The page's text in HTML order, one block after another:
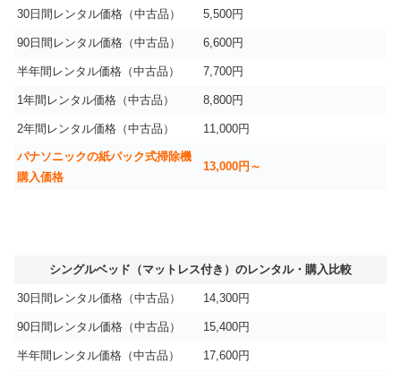
30日間レンタル価格（中古品） 5,500円
90日間レンタル価格（中古品） 6,600円
半年間レンタル価格（中古品） 7,700円
1年間レンタル価格（中古品） 8,800円
2年間レンタル価格（中古品） 11,000円
パナソニックの紙パック式掃除機
購入価格
13,000円～
シングルベッド（マットレス付き）のレンタル・購入比較
30日間レンタル価格（中古品） 14,300円
90日間レンタル価格（中古品） 15,400円
半年間レンタル価格（中古品） 17,600円